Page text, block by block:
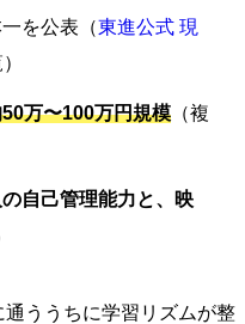
を公表（東進公式 現
万〜100万円規模（複
自己管理能力と、映
ううちに学習リズムが整